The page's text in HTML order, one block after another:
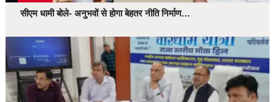
सीएम धामी बोले- अनुभवों से होगा बेहतर नीति निर्माण…